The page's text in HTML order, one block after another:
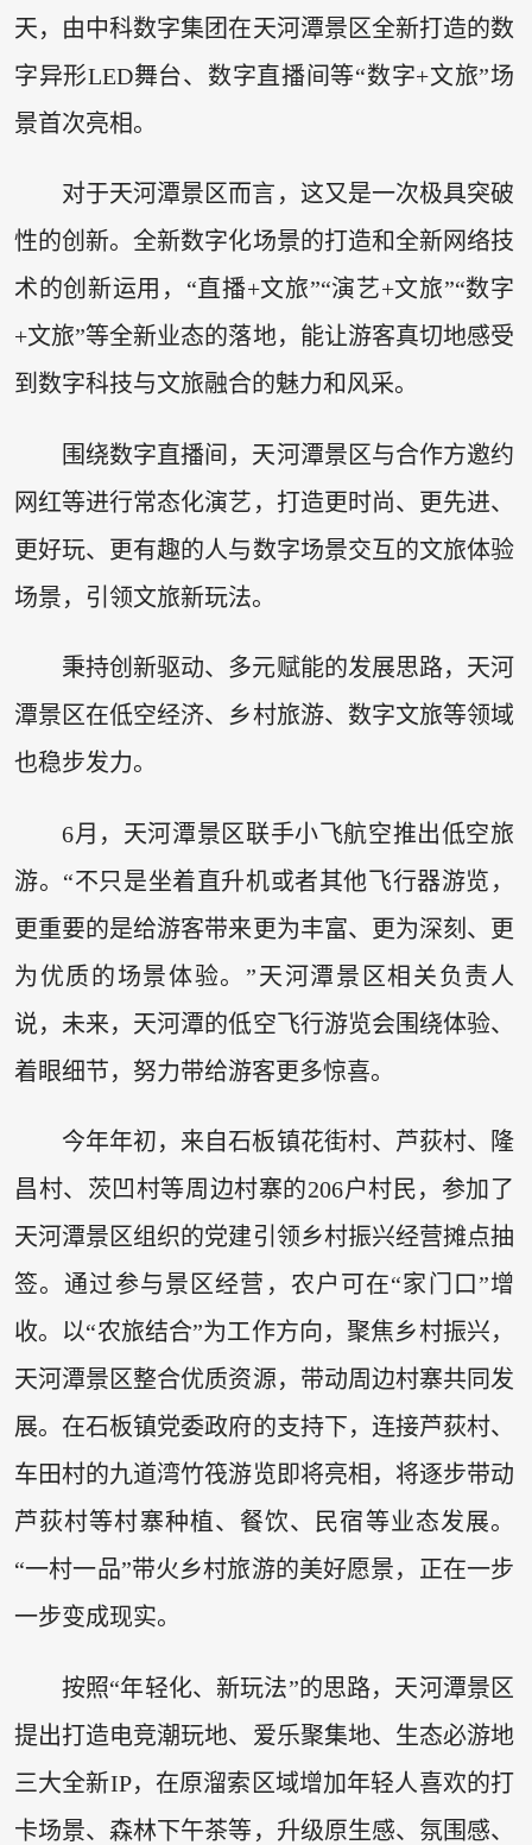
天，由中科数字集团在天河潭景区全新打造的数
字异形LED舞台、数字直播间等“数字+文旅”场
景首次亮相。
对于天河潭景区而言，这又是一次极具突破
性的创新。全新数字化场景的打造和全新网络技
术的创新运用，“直播+文旅”“演艺+文旅”“数字
+文旅”等全新业态的落地，能让游客真切地感受
到数字科技与文旅融合的魅力和风采。
围绕数字直播间，天河潭景区与合作方邀约
网红等进行常态化演艺，打造更时尚、更先进、
更好玩、更有趣的人与数字场景交互的文旅体验
场景，引领文旅新玩法。
秉持创新驱动、多元赋能的发展思路，天河
潭景区在低空经济、乡村旅游、数字文旅等领域
也稳步发力。
6月，天河潭景区联手小飞航空推出低空旅
游。“不只是坐着直升机或者其他飞行器游览，
更重要的是给游客带来更为丰富、更为深刻、更
为优质的场景体验。”天河潭景区相关负责人
说，未来，天河潭的低空飞行游览会围绕体验、
着眼细节，努力带给游客更多惊喜。
今年年初，来自石板镇花街村、芦荻村、隆
昌村、茨凹村等周边村寨的206户村民，参加了
天河潭景区组织的党建引领乡村振兴经营摊点抽
签。通过参与景区经营，农户可在“家门口”增
收。以“农旅结合”为工作方向，聚焦乡村振兴，
天河潭景区整合优质资源，带动周边村寨共同发
展。在石板镇党委政府的支持下，连接芦荻村、
车田村的九道湾竹筏游览即将亮相，将逐步带动
芦荻村等村寨种植、餐饮、民宿等业态发展。
“一村一品”带火乡村旅游的美好愿景，正在一步
一步变成现实。
按照“年轻化、新玩法”的思路，天河潭景区
提出打造电竞潮玩地、爱乐聚集地、生态必游地
三大全新IP，在原溜索区域增加年轻人喜欢的打
卡场景、森林下午茶等，升级原生感、氛围感、